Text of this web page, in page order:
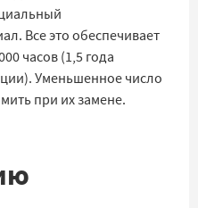
Все это обеспечивает
часов (1,5 года
Уменьшенное число
при их замене.